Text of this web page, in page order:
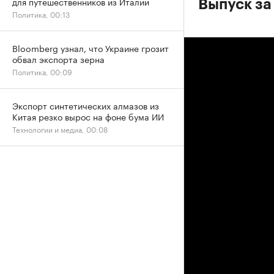
Выпуск
Политика, 00:13
Bloomberg узнал, что Украине грозит
обвал экспорта зерна
Политика, 00:09
Экспорт синтетических алмазов из
Китая резко вырос на фоне бума ИИ
Технологии и медиа, 00:08